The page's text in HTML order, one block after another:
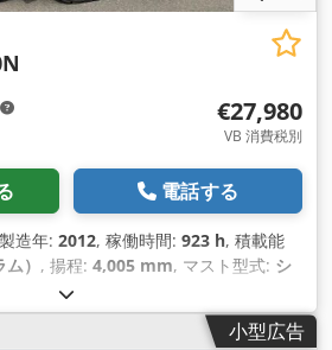
€27,980
VB 消費税別
電話する
造年: 2012, 稼働時間: 923 h, 積載能
） , 揚程: 4,005 mm, マスト型式: シ
2,700 mm
mm, 空車重量:6,095 kg（キログラ
, 建設幅: 1,415
小型広告